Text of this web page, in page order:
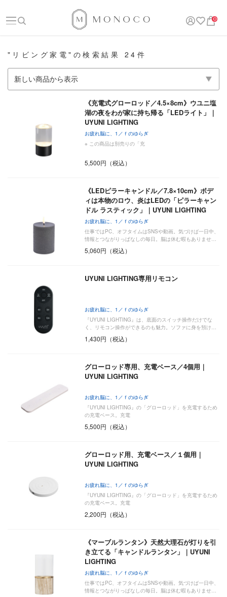
0
"リビング家電"の検索結果 24件
《充電式グローロッド／4.5×8cm》ウユニ塩
湖の夜をわが家に持ち帰る「LEDライト」｜
UYUNI LIGHTING
お疲れ脳に、1／ｆのゆらぎ
※ この商品は別売りの「充
5,500円（税込）
《LEDピラーキャンドル／7.8×10cm》ボデ
ィは本物のロウ、炎はLEDの「ピラーキャン
ドル ラスティック」｜UYUNI LIGHTING
お疲れ脳に、1／ｆのゆらぎ
仕事ではPC、オフタイムはSNSや動画。気づけば一日中、
情報とつながりっぱなしの毎日。脳は休む暇もありませ…
5,060円（税込）
UYUNI LIGHTING専用リモコン
お疲れ脳に、1／ｆのゆらぎ
『UYUNI LIGHTING』は、底面のスイッチ操作だけでな
く、リモコン操作ができるのも魅力。ソファに身を預け…
1,430円（税込）
グローロッド専用、充電ベース／4個用｜
UYUNI LIGHTING
お疲れ脳に、1／ｆのゆらぎ
『UYUNI LIGHTING』の「グローロッド」を充電するため
の充電ベース。充電
5,500円（税込）
グローロッド用、充電ベース／１個用｜
UYUNI LIGHTING
お疲れ脳に、1／ｆのゆらぎ
『UYUNI LIGHTING』の「グローロッド」を充電するため
の充電ベース。充電
2,200円（税込）
《マーブルランタン》天然大理石が灯りを引
き立てる「キャンドルランタン」｜UYUNI
LIGHTING
お疲れ脳に、1／ｆのゆらぎ
仕事ではPC、オフタイムはSNSや動画。気づけば一日中、
情報とつながりっぱなしの毎日。脳は休む暇もありませ…